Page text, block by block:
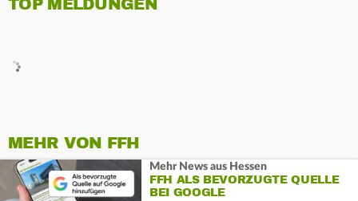
TOP MELDUNGEN
MEHR VON FFH
Mehr News aus Hessen
FFH ALS BEVORZUGTE QUELLE
BEI GOOGLE